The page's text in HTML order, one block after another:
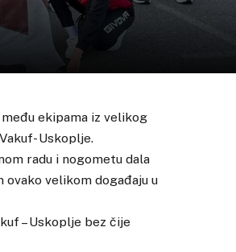
među ekipama iz velikog
Uskoplje.
radu i nogometu dala
ovako velikom događaju u
– Uskoplje bez čije